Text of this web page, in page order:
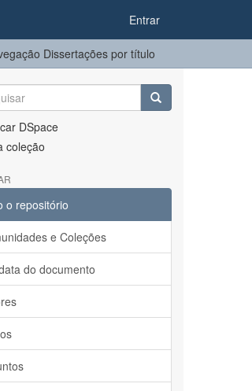
Entrar
Dissertações por título
DSpace
coleção
o repositório
e Coleções
do documento